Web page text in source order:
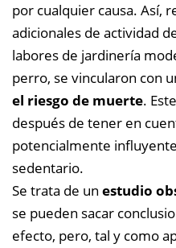
por cualquier causa. Así,
adicionales de actividad
labores de jardinería
perro, se vincularon con
el riesgo de muerte.
después de tener en
potencialmente
sedentario.
Se trata de un estudio
se pueden sacar
efecto, pero, tal y como